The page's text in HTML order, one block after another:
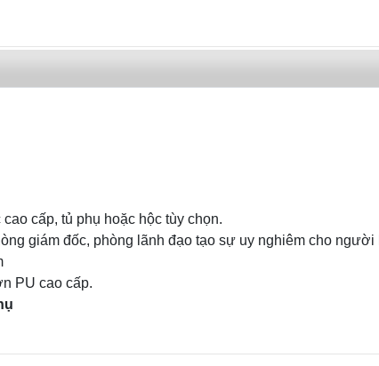
cấp, tủ phụ hoặc hộc tùy chọn.
giám đốc, phòng lãnh đạo tạo sự uy nghiêm cho người
PU cao cấp.